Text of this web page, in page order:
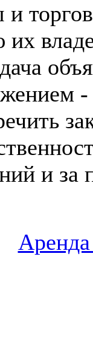
их
-
и за